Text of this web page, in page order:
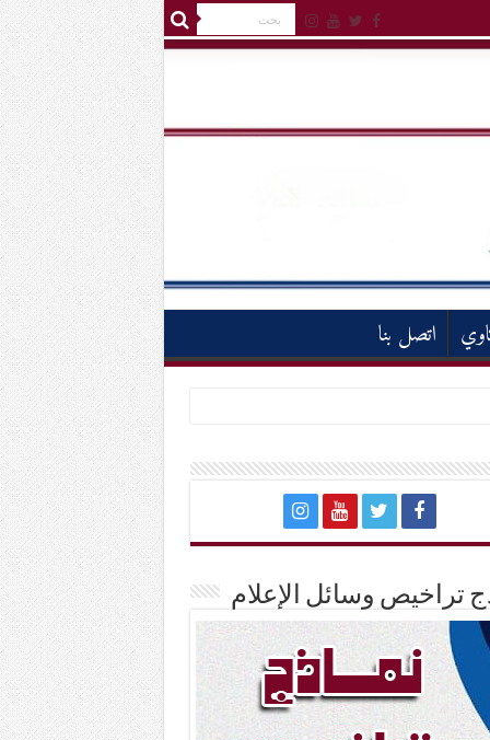
اتصل بنا
تراخيص وسائل الإعلام